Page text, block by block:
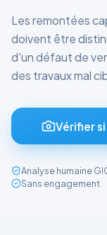
Les remontées
doivent être
d'un défaut de
des travaux mal
Vérifier
Analyse humaine
Sans engagement